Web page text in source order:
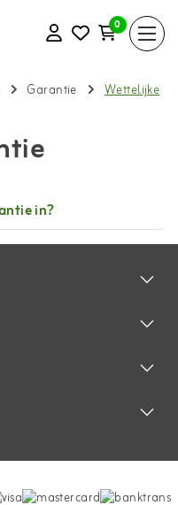
0
Garantie
Wettelijke
in?